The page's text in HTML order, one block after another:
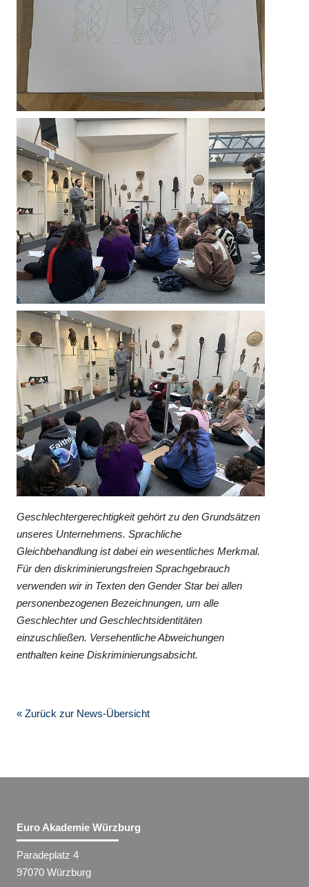
Geschlechtergerechtigkeit gehört zu den Grundsätzen
unseres Unternehmens. Sprachliche
Gleichbehandlung ist dabei ein wesentliches Merkmal.
Für den diskriminierungsfreien Sprachgebrauch
verwenden wir in Texten den Gender Star bei allen
personenbezogenen Bezeichnungen, um alle
Geschlechter und Geschlechtsidentitäten
einzuschließen. Versehentliche Abweichungen
enthalten keine Diskriminierungsabsicht.
« Zurück zur News-Übersicht
Euro Akademie Würzburg
Paradeplatz 4
97070 Würzburg